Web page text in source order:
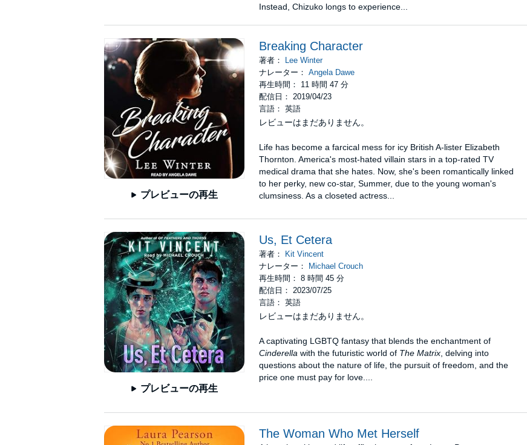
Instead, Chizuko longs to experience...
プレビューの再生
Breaking Character
著者：
Lee Winter
ナレーター： Angela Dawe
再生時間： 11 時間 47 分
配信日： 2019/04/23
言語： 英語
レビューはまだありません。
Life has become a farcical mess for icy British A-lister Elizabeth
Thornton. America's most-hated villain stars in a top-rated TV
medical drama that she hates. Now, she's been romantically linked
to her perky, new co-star, Summer, due to the young woman's
clumsiness. As a closeted actress...
プレビューの再生
Us, Et Cetera
著者：
Kit Vincent
ナレーター：
Michael Crouch
再生時間： 8 時間 45 分
配信日： 2023/07/25
言語： 英語
レビューはまだありません。
A captivating LGBTQ fantasy that blends the enchantment of
Cinderella with the futuristic world of The Matrix, delving into
questions about the nature of life, the pursuit of freedom, and the
price one must pay for love....
The Woman Who Met Herself